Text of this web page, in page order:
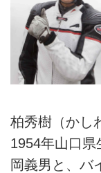
柏秀樹（か
1954年山口
岡義男と、バ